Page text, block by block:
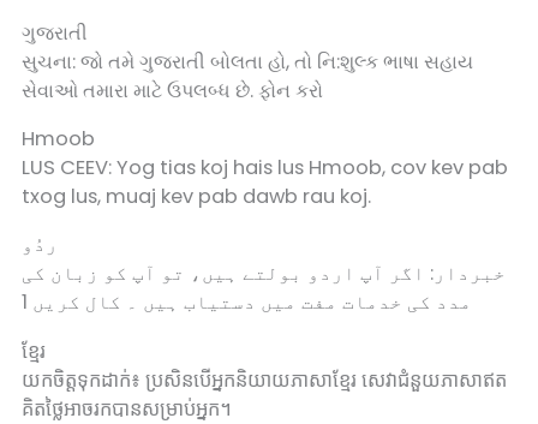
ગુજરાતી
સુચના: જો તમે ગુજરાતી બોલતા હો, તો નિ:શુલ્ક ભાષા સહાય
સેવાઓ તમારા માટે ઉપલબ્ધ છે. ફોન કરો
Hmoob
LUS CEEV: Yog tias koj hais lus Hmoob, cov kev pab
txog lus, muaj kev pab dawb rau koj.
ردُو
خبردار: اگر آپ اردو بولتے ہیں، تو آپ کو زبان کی
مدد کی خدمات مفت میں دستیاب ہیں ۔ کال کریں 1
ខ្មែរ
យកចិត្តទុកដាក់៖ ប្រសិនបើអ្នកនិយាយភាសាខ្មែរ សេវាជំនួយភាសាឥត
គិតថ្លៃអាចរកបានសម្រាប់អ្នក។